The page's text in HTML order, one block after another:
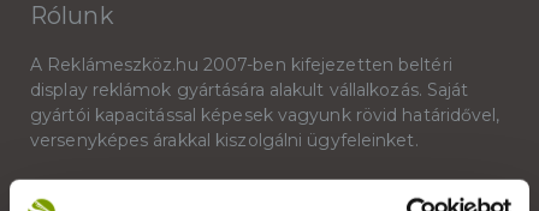
Rólunk
A Reklámeszköz.hu 2007-ben kifejezetten beltéri
display reklámok gyártására alakult vállalkozás. Saját
gyártói kapacitással képesek vagyunk rövid határidővel,
versenyképes árakkal kiszolgálni ügyfeleinket.
+36 1 783 5355